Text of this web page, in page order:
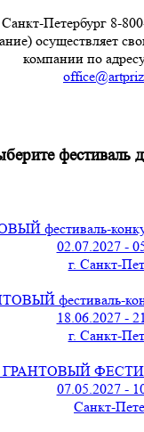
Санкт-Петербург 8-
осуществляет
компании по
фестиваль
фестиваль-
02.07.2027 -
г. Санкт-
фестиваль-
18.06.2027 -
г. Санкт-
07.05.2027 -
Санкт-